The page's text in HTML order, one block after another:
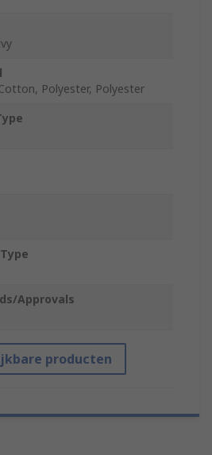
Polyester, Polyester
Approvals
producten